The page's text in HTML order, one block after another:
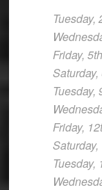
Tuesday,
Friday,
Tuesday,
Friday,
Tuesday,